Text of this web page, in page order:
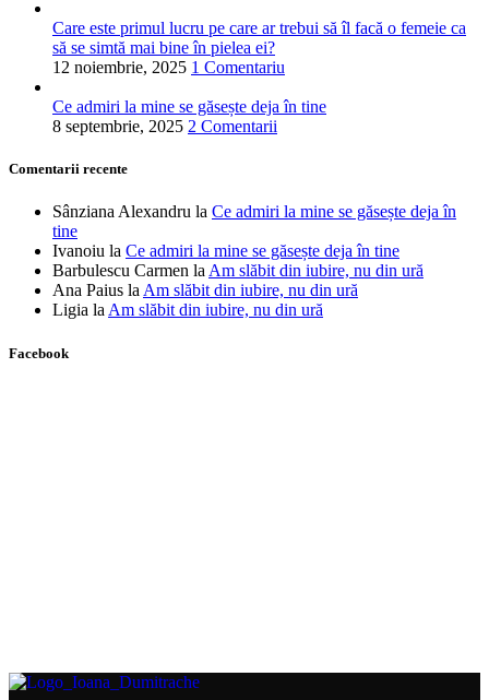
Care este primul lucru pe care ar trebui să îl facă o femeie ca
să se simtă mai bine în pielea ei?
12 noiembrie, 2025 1 Comentariu
Ce admiri la mine se găsește deja în tine
8 septembrie, 2025 2 Comentarii
Comentarii recente
Sânziana Alexandru la Ce admiri la mine se găsește deja în
tine
Ivanoiu la Ce admiri la mine se găsește deja în tine
Barbulescu Carmen laAm slăbit din iubire, nu din ură
Ana Paius laAm slăbit din iubire, nu din ură
Ligia laAm slăbit din iubire, nu din ură
Facebook